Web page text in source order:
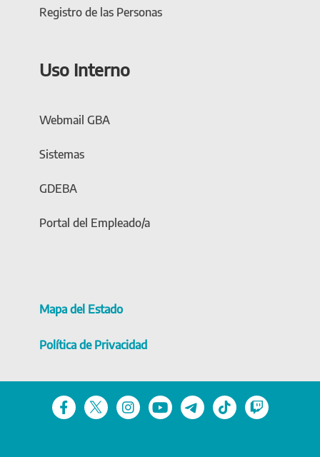
Registro de las Personas
Uso Interno
Webmail GBA
Sistemas
GDEBA
Portal del Empleado/a
Mapa del Estado
Política de Privacidad